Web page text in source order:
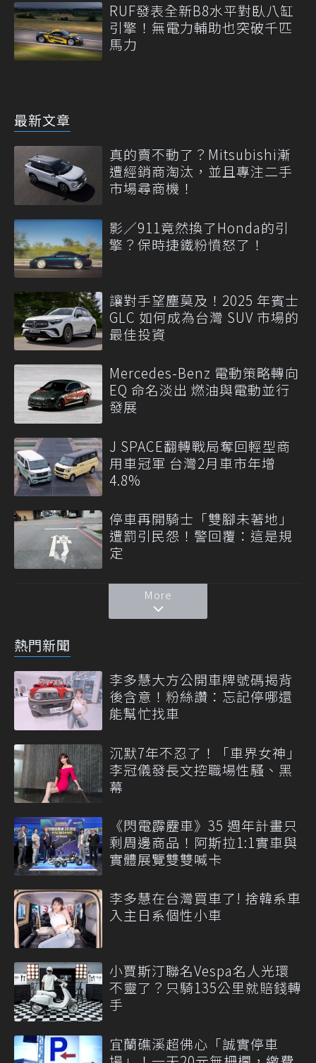
RUF發表全新B8水平對臥八缸
引擎！無電力輔助也突破千匹
馬力
最新文章
真的賣不動了？Mitsubishi漸
遭經銷商淘汰，並且專注二手
市場尋商機！
影／911竟然換了Honda的引
擎？保時捷鐵粉憤怒了！
讓對手望塵莫及！2025 年賓士
GLC 如何成為台灣 SUV 市場的
最佳投資
Mercedes-Benz 電動策略轉向
EQ 命名淡出 燃油與電動並行
發展
J SPACE翻轉戰局奪回輕型商
用車冠軍 台灣2月車市年增
4.8%
停車再開騎士「雙腳未著地」
遭罰引民怨！警回覆：這是規
定
More
熱門新聞
李多慧大方公開車牌號碼揭背
後含意！粉絲讚：忘記停哪還
能幫忙找車
沉默7年不忍了！「車界女神」
李冠儀發長文控職場性騷、黑
幕
《閃電霹靂車》35 週年計畫只
剩周邊商品！阿斯拉1:1實車與
實體展覽雙雙喊卡
李多慧在台灣買車了! 捨韓系車
入主日系個性小車
小賈斯汀聯名Vespa名人光環
不靈了？只騎135公里就賠錢轉
手
宜蘭礁溪超佛心「誠實停車